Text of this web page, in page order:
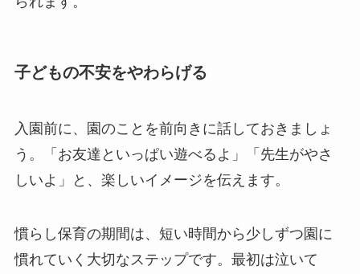
子どもの不安をやわらげる
入園前に、園のことを前向きに話しておきましょ
う。「お友達といっぱい遊べるよ」「先生がやさ
しいよ」と、楽しいイメージを伝えます。
慣らし保育の期間は、短い時間から少しずつ園に
慣れていく大切なステップです。最初は泣いて